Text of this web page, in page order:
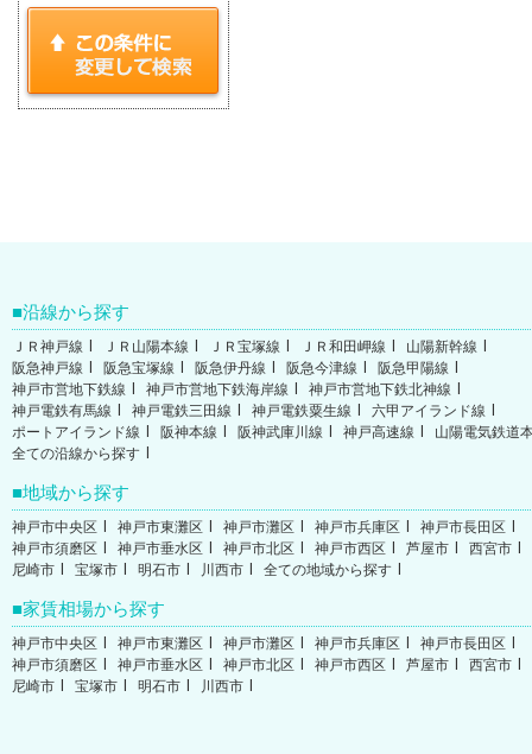
沿線から探す
ＪＲ神戸線 ＪＲ山陽本線 ＪＲ宝塚線 ＪＲ和田岬線
山陽新幹線
阪急神戸線
阪急宝塚線 阪急伊丹線 阪急今津線
阪急甲陽線
神戸市営地下鉄線
神戸市営地下鉄海岸線
神戸市営地下鉄北神線
神戸電鉄有馬線
神戸電鉄三田線 神戸電鉄粟生線
六甲アイランド線
ポートアイランド線
阪神本線 阪神武庫川線 神戸高速線
山陽電気鉄道
全ての沿線から探す
地域から探す
神戸市中央区 神戸市東灘区 神戸市灘区 神戸市兵庫区
神戸市長田区
神戸市須磨区
神戸市垂水区 神戸市北区 神戸市西区 芦屋市
西宮市
尼崎市
宝塚市 明石市 川西市 全ての地域から探す
家賃相場から探す
神戸市中央区 神戸市東灘区 神戸市灘区 神戸市兵庫区
神戸市長田区
神戸市須磨区
神戸市垂水区 神戸市北区 神戸市西区 芦屋市
西宮市
尼崎市
宝塚市 明石市 川西市